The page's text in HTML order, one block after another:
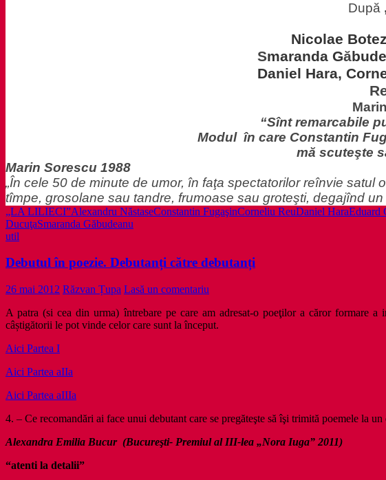
După
Nicolae
Smaranda Gă
Daniel Hara,
“Sînt remarcabile
Modul în care Constantin
mă scuteşte
Marin Sorescu 1988
„În cele 50 de minute de umor, în faţa spectatorilor reînvie
tîmpe, grosolane sau tandre, frumoase sau groteşti, degajînd
„LA LILIECI”Alexandru NăstaseConstantin FugaşinCorneliu ReuDaniel HaraEduard
DucuţaSmaranda Găbudeanu
util
Debutul în poezie. Debutanți către debutanți
26 mai 2012 Răzvan Țupa Lasă un comentariu
A patra (si cea din urma) întrebare pe care am adresat-o poeţilor a căror formare
câștigătorii le pot vinde celor care sunt la început.
Aici Partea I
Aici Partea aIIa
Aici Partea aIIIa
4. – Ce recomandări ai face unui debutant care se pregăteşte să îşi trimită poemele la
Alexandra Emilia Bucur (Bucureşti- Premiul al III-lea „Nora Iuga” 2011)
“atenti la detalii”